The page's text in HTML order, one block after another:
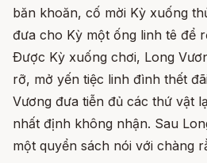
băn khoăn, cố mời Kỳ xuống
đưa cho Kỳ một ống linh tê để
Ðược Kỳ xuống chơi, Long
rỡ, mở yến tiệc linh đình thết
Vương đưa tiễn đủ các thứ vật
nhất định không nhận. Sau
một quyển sách nói với chàng